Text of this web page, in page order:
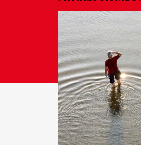
secondsVolume
0%